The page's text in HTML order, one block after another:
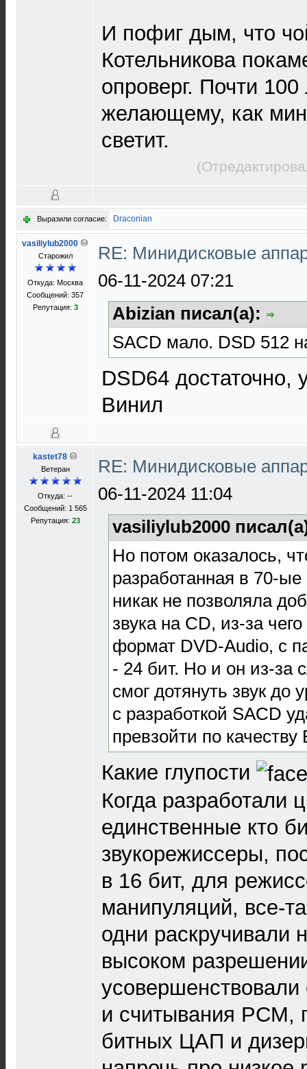
И пофиг дым, что
Котельникова
опроверг. Почти
желающему, как
светит.
Выразили согласие: Draconian
vasiliylub2000
Старожил
Откуда: Москва
Сообщений: 357
Репутация: 3
RE: Минидисковые
06-11-2024 07:21
Abizian писал(а):
SACD мало. DSD 512
DSD64 достаточно,
Винил
kastet78
Ветеран
Откуда: --
Сообщений: 1 565
Репутация: 23
RE: Минидисковые
06-11-2024 11:04
vasiliylub2000
Но потом оказалось,
разработанная в 70-
никак не позволяла
звука на CD, из-за
формат DVD-Audio, с
- 24 бит. Но и он из-за
смог дотянуть звук
с разработкой SACD
превзойти по
Какие глупости
Когда разработали
единственные кто
звукорежиссеры,
в 16 бит, для
манипуляций, все-
одни
высоком
и считывания РСМ,
битных ЦАП и